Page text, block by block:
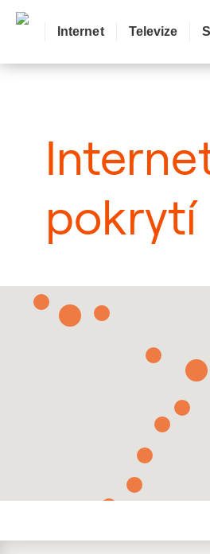
Internet Televize
pokrytí
: Mapa pokrytí město